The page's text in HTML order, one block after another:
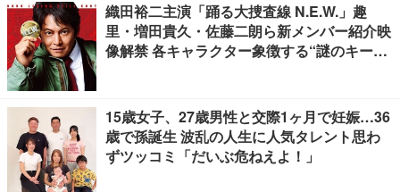
織田裕二主演「踊る大捜査線 N.E.W.」趣
里・増田貴久・佐藤二朗ら新メンバー紹介映
像解禁 各キャラクター象徴する“謎のキーワ
15歳女子、27歳男性と交際1ヶ月で妊娠…36
歳で孫誕生 波乱の人生に人気タレント思わ
ずツッコミ「だいぶ危ねえよ！」